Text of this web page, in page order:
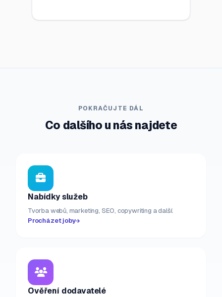
POKRAČUJTE DÁL
Co dalšího u nás najdete
Nabídky služeb
Tvorba webů, marketing, SEO, copywriting a další.
Procházet joby
Ověření dodavatelé